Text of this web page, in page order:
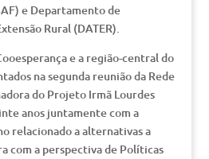
e Departamento de
Rural (DATER).
e a região-central do
na segunda reunião da Rede
do Projeto Irmã Lourdes
anos juntamente com a
relacionado a alternativas a
com a perspectiva de Políticas